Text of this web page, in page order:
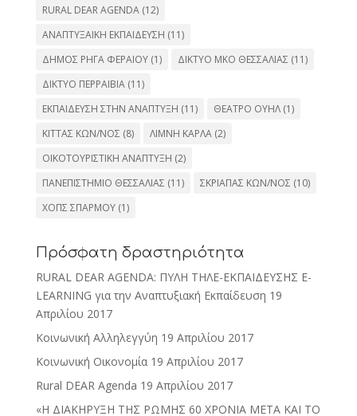
RURAL DEAR AGENDA(12)
ΑΝΑΠΤΥΞΑΙΚΗ ΕΚΠΑΙΔΕΥΣΗ (11)
ΔΗΜΟΣ ΡΗΓΑ ΦΕΡΑΙΟΥ(1) ΔΙΚΤΥΟ ΜΚΟ ΘΕΣΣΑΛΙΑΣ (11)
ΔΙΚΤΥΟ ΠΕΡΡΑΙΒΙΑ(11)
ΕΚΠΑΙΔΕΥΣΗ ΣΤΗΝ ΑΝΑΠΤΥΞΗ (11) ΘΕΑΤΡΟ ΟΥΗΛ(1)
ΚΙΤΤΑΣ ΚΩΝ/ΝΟΣ (8) ΛΙΜΝΗ ΚΑΡΛΑ(2)
ΟΙΚΟΤΟΥΡΙΣΤΙΚΗ ΑΝΑΠΤΥΞΗ (2)
ΠΑΝΕΠΙΣΤΗΜΙΟ ΘΕΣΣΑΛΙΑΣ (11) ΣΚΡΙΑΠΑΣ ΚΩΝ/ΝΟΣ (10)
ΧΟΠΣ ΣΠΑΡΜΟΥ(1)
Πρόσφατη δραστηριότητα
RURAL DEAR AGENDA: ΠΥΛΗ ΤΗΛΕ-ΕΚΠΑΙΔΕΥΣΗΣ E-
LEARNING για την Αναπτυξιακή Εκπαίδευση 19
Απριλίου 2017
Κοινωνική Αλληλεγγύη 19 Απριλίου 2017
Κοινωνική Οικονομία 19 Απριλίου 2017
Rural DEAR Agenda 19 Απριλίου 2017
«Η ΔΙΑΚΗΡΥΞΗ ΤΗΣ ΡΩΜΗΣ 60 ΧΡΟΝΙΑ ΜΕΤΑ ΚΑΙ ΤΟ